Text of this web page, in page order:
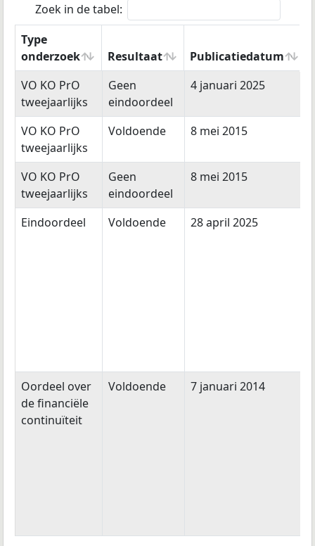
Zoek in de tabel:
Type
onderzoek
Resultaat Publicatiedatum
Type
onderzoek
Resultaat Publicatiedatum
VO KO PrO
tweejaarlijks
Geen
eindoordeel
4 januari 2025
VO KO PrO
tweejaarlijks
Voldoende 8 mei 2015
VO KO PrO
tweejaarlijks
Geen
eindoordeel
8 mei 2015
Eindoordeel
Voldoende 28 april 2025
Oordeel over
de financiële
continuïteit
Voldoende 7 januari 2014